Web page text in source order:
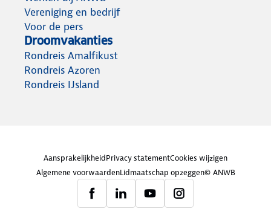
Vereniging en bedrijf
Voor de pers
Droomvakanties
Rondreis Amalfikust
Rondreis Azoren
Rondreis IJsland
AansprakelijkheidPrivacy statementCookies wijzigen
Algemene voorwaardenLidmaatschap opzeggen© ANWB